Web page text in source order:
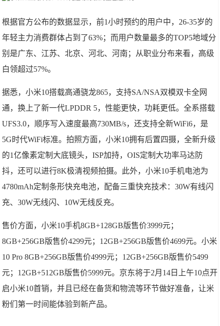
根据官方公布的数据显示，前1小时预约的用户中，26-35岁的
年轻主力消费群体占到了63%；而用户数量最多的TOP5地域分
别是广东、江苏、北京、河北、河南；从职业分布来看，高级
白领超过57%。
据悉，小米10搭载高通骁龙865，支持SA/NSA双模双卡全网
通，换上了新一代LPDDR 5，性能更快，功耗更低。全系搭载
UFS3.0，顺序写入速度最高730MB/s，还支持全新WiFi6，是
5G时代WiFi标准。拍照方面，小米10拥有后置四摄，全新升级
的1亿像素定制大底镜头，ISP加持，OIS定制大功率马达防
抖，还可以进行8K极清视频拍摄。此外，小米10手机电池为
4780mAh定制条形快充电池，配备三重快充技术：30W有线闪
充、30W无线闪、10W无线反充。
售价方面，小米10手机8GB+128GB版售价3999元；
8GB+256GB版售价4299元；12GB+256GB版售价4699元。小米
10 Pro 8GB+256GB版售价4999元；12GB+256GB版售价5499
元；12GB+512GB版售价5999元。京东将于2月14日上午10点开
启小米10首销，并且已经在备货和物流等环节做好准备，让米
粉们第一时间能体验到新产品。